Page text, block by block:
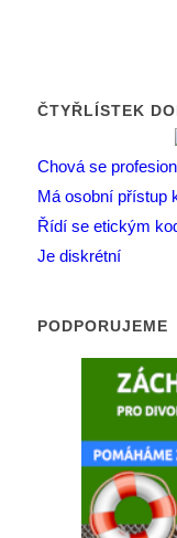
ČTYŘLÍSTEK
Chová se
Má osobní přístup
Řídí se etickým
Je diskrétní
PODPORUJEME